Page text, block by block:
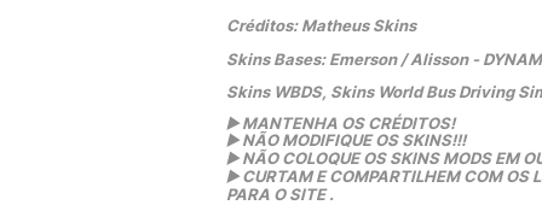
Créditos: Matheus Skins
Skins Bases: Emerson / Alisson -
Skins WBDS, Skins World Bus Driving
▶️ MANTENHA OS CRÉDITOS!
▶️ NÃO MODIFIQUE OS SKINS!!!
▶️ NÃO COLOQUE OS SKINS MODS EM
▶️ CURTAM E COMPARTILHEM COM OS
PARA O SITE .